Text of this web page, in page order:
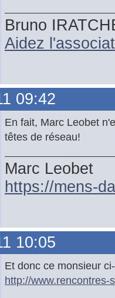
Bruno
Aidez
09:42
En fait, Marc Leobet
têtes de réseau!
Marc Leobet
https://mens-
10:05
Et donc ce monsieur
http://